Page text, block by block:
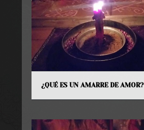
¿QUÉ ES UN AMARRE DE AMOR?